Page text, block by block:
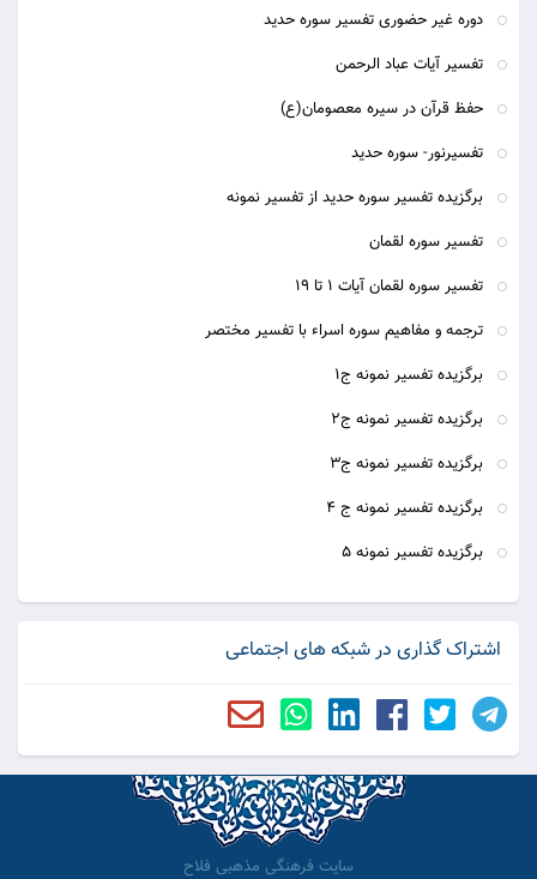
دوره غیر حضوری تفسیر سوره حدید
تفسیر آیات عباد الرحمن
حفظ قرآن در سیره معصومان(ع)
تفسیرنور- سوره حدید
برگزیده تفسیر سوره حدید از تفسیر نمونه
تفسیر سوره لقمان
تفسیر سوره لقمان آیات 1 تا 19
ترجمه و مفاهیم سوره اسراء با تفسیر مختصر
برگزیده تفسیر نمونه ج1
برگزیده تفسیر نمونه ج2
برگزیده تفسیر نمونه ج3
برگزیده تفسیر نمونه ج 4
برگزیده تفسیر نمونه 5
اشتراک گذاری در شبکه های اجتماعی
سایت فرهنگی مذهبی فلاح